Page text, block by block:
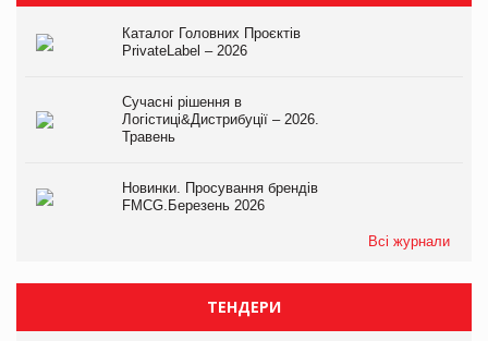
Каталог Головних Проєктів
PrivateLabel – 2026
Сучасні рішення в
Логістиці&Дистрибуції – 2026.
Травень
Новинки. Просування брендів
FMCG.Березень 2026
Всі журнали
ТЕНДЕРИ